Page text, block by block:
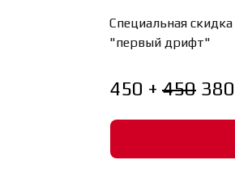
Специальная
"первый дрифт"
450 + 450